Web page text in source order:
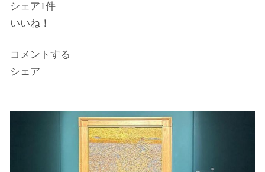
シェア1件
いいね！
コメントする
シェア